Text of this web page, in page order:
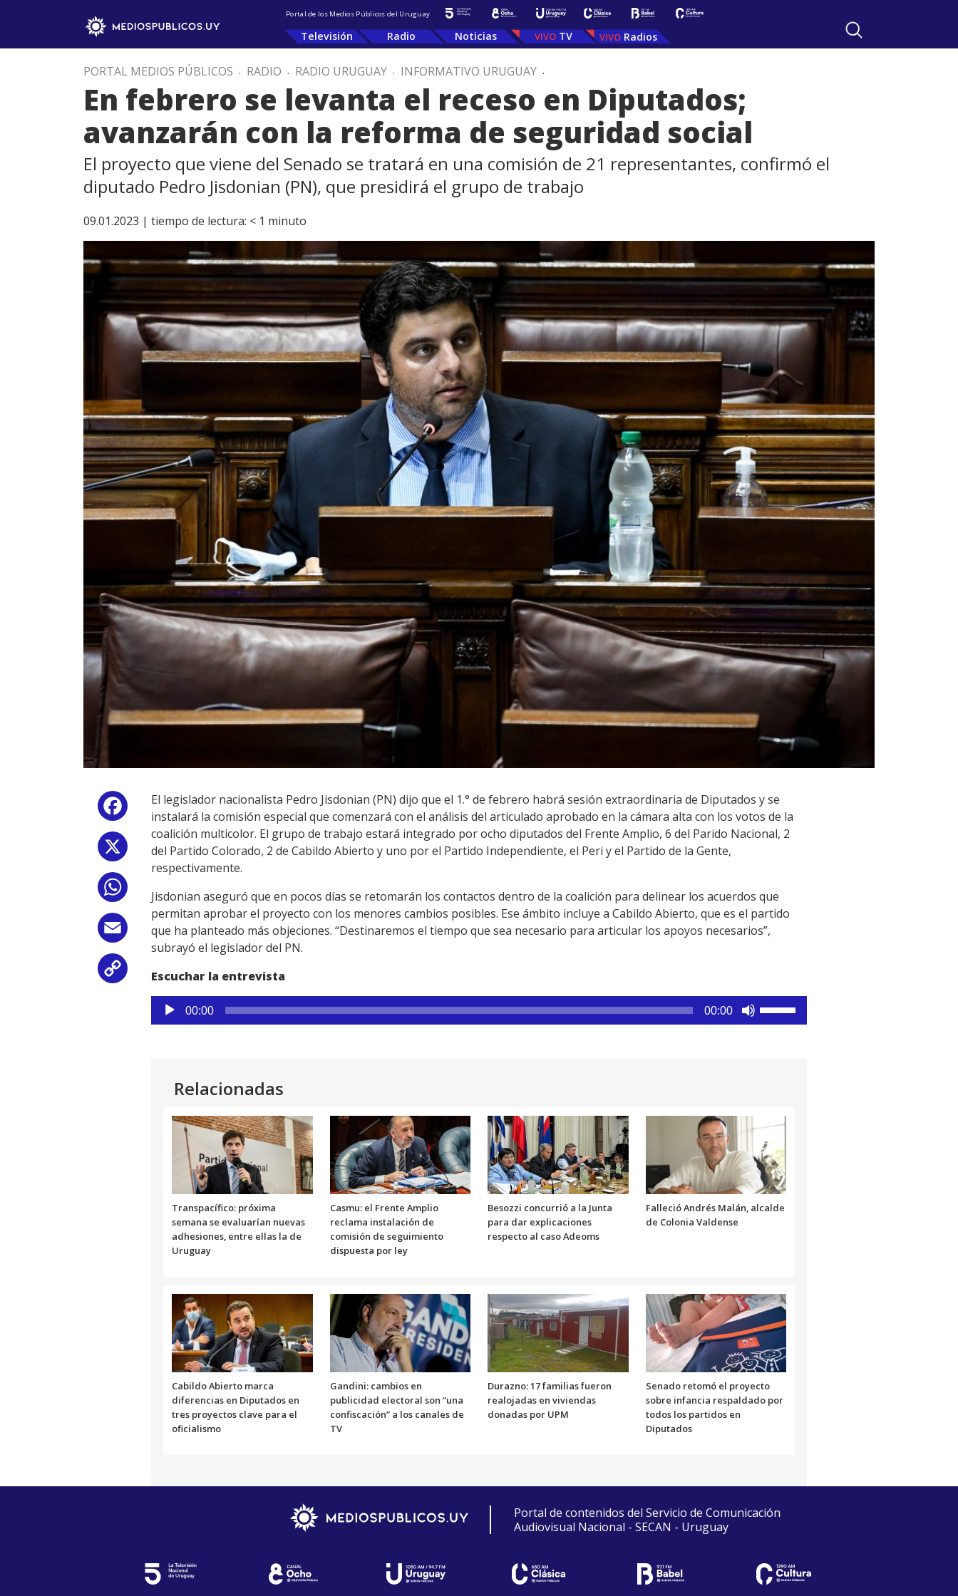
Portal de los Medios Públicos del Uruguay
Televisión Radio Noticias TV Radios
PORTAL MEDIOS PÚBLICOS . RADIO . RADIO URUGUAY . INFORMATIVO URUGUAY .
En febrero se levanta el receso en Diputados;
avanzarán con la reforma de seguridad social
El proyecto que viene del Senado se tratará en una comisión de 21 representantes, confirmó el
diputado Pedro Jisdonian (PN), que presidirá el grupo de trabajo
09.01.2023 | tiempo de lectura: < 1 minuto
Facebook
WhatsApp
Email
Copy
Link
El legislador nacionalista Pedro Jisdonian (PN) dijo que el 1.° de febrero habrá sesión extraordinaria de Diputados y se
instalará la comisión especial que comenzará con el análisis del articulado aprobado en la cámara alta con los votos de la
coalición multicolor. El grupo de trabajo estará integrado por ocho diputados del Frente Amplio, 6 del Parido Nacional, 2
del Partido Colorado, 2 de Cabildo Abierto y uno por el Partido Independiente, el Peri y el Partido de la Gente,
respectivamente.
Jisdonian aseguró que en pocos días se retomarán los contactos dentro de la coalición para delinear los acuerdos que
permitan aprobar el proyecto con los menores cambios posibles. Ese ámbito incluye a Cabildo Abierto, que es el partido
que ha planteado más objeciones. “Destinaremos el tiempo que sea necesario para articular los apoyos necesarios”,
subrayó el legislador del PN.
Escuchar la entrevista
Reproductor
de
00:00 00:00
aumentar
o
disminuir
el
volumen.
Relacionadas
Transpacífico: próxima
semana se evaluarían nuevas
adhesiones, entre ellas la de
Uruguay
Casmu: el Frente Amplio
reclama instalación de
comisión de seguimiento
dispuesta por ley
Besozzi concurrió a la Junta
para dar explicaciones
respecto al caso Adeoms
Falleció Andrés Malán, alcalde
de Colonia Valdense
Cabildo Abierto marca
diferencias en Diputados en
tres proyectos clave para el
oficialismo
Gandini: cambios en
publicidad electoral son “una
confiscación” a los canales de
TV
Durazno: 17 familias fueron
realojadas en viviendas
donadas por UPM
Senado retomó el proyecto
sobre infancia respaldado por
todos los partidos en
Diputados
Portal de contenidos del Servicio de Comunicación
Audiovisual Nacional - SECAN - Uruguay